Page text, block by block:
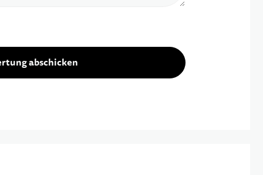
abschicken